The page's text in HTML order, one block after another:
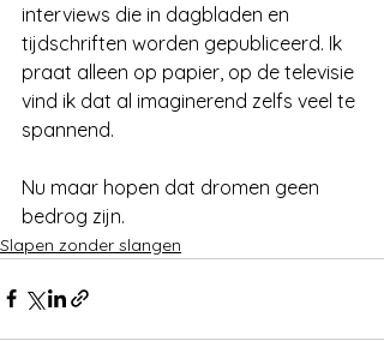
interviews die in dagbladen en
tijdschriften worden gepubliceerd. Ik
praat alleen op papier, op de televisie
vind ik dat al imaginerend zelfs veel te
spannend.
Nu maar hopen dat dromen geen
bedrog zijn.
Slapen zonder slangen